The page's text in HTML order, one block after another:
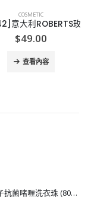
COSMETIC
[E011142]意大利ROBERTS玫瑰爽膚水300ML
49.00
查看內容
[J206232] 日本BON BON銀離子抗菌啫喱洗衣珠 (80粒)